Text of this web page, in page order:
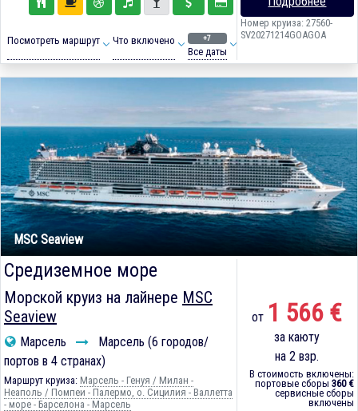
Посмотреть маршрут Что включено +7
Все даты
Номер круиза: 27560-
SV20271214GOAGOA
MSC Seaview
Средиземное море
Морской круиз на лайнере MSC
Seaview
Марсель
Марсель (6 городов/
портов в 4 странах)
Маршрут круиза: Марсель - Генуя / Милан -
Неаполь / Помпеи - Палермо, о. Сицилия - Валлетта
- море - Барселона - Марсель
от 1 566 €
за каюту
на 2 взр.
В стоимость включены:
портовые сборы 360 €
сервисные сборы
включены